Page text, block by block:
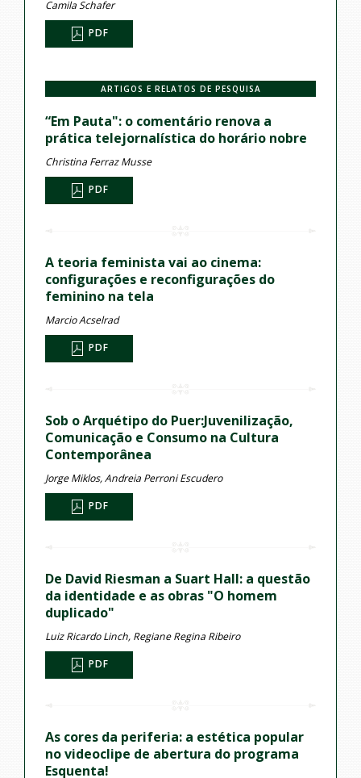
Camila Schafer
PDF
ARTIGOS E RELATOS DE PESQUISA
“Em Pauta": o comentário renova a
prática telejornalística do horário nobre
Christina Ferraz Musse
PDF
A teoria feminista vai ao cinema:
configurações e reconfigurações do
feminino na tela
Marcio Acselrad
PDF
Sob o Arquétipo do Puer:Juvenilização,
Comunicação e Consumo na Cultura
Contemporânea
Jorge Miklos, Andreia Perroni Escudero
PDF
De David Riesman a Suart Hall: a questão
da identidade e as obras "O homem
duplicado"
Luiz Ricardo Linch, Regiane Regina Ribeiro
PDF
As cores da periferia: a estética popular
no videoclipe de abertura do programa
Esquenta!